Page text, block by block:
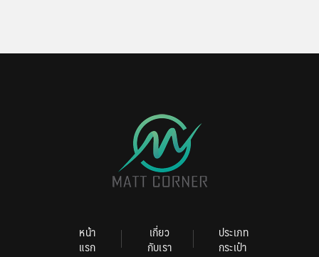
หน้า
แรก
เกี่ยว
กับเรา
ประเภท
กระเป๋า